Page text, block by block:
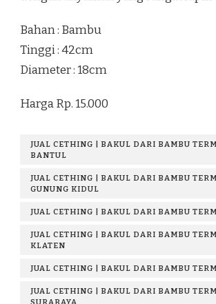
Bahan : Bambu
Tinggi : 42cm
Diameter : 18cm
Harga Rp. 15.000
JUAL CETHING | BAKUL DARI BAMBU
BANTUL
JUAL CETHING | BAKUL DARI BAMBU
GUNUNG KIDUL
JUAL CETHING | BAKUL DARI BAMBU
JUAL CETHING | BAKUL DARI BAMBU
KLATEN
JUAL CETHING | BAKUL DARI BAMBU
JUAL CETHING | BAKUL DARI BAMBU
SURABAYA